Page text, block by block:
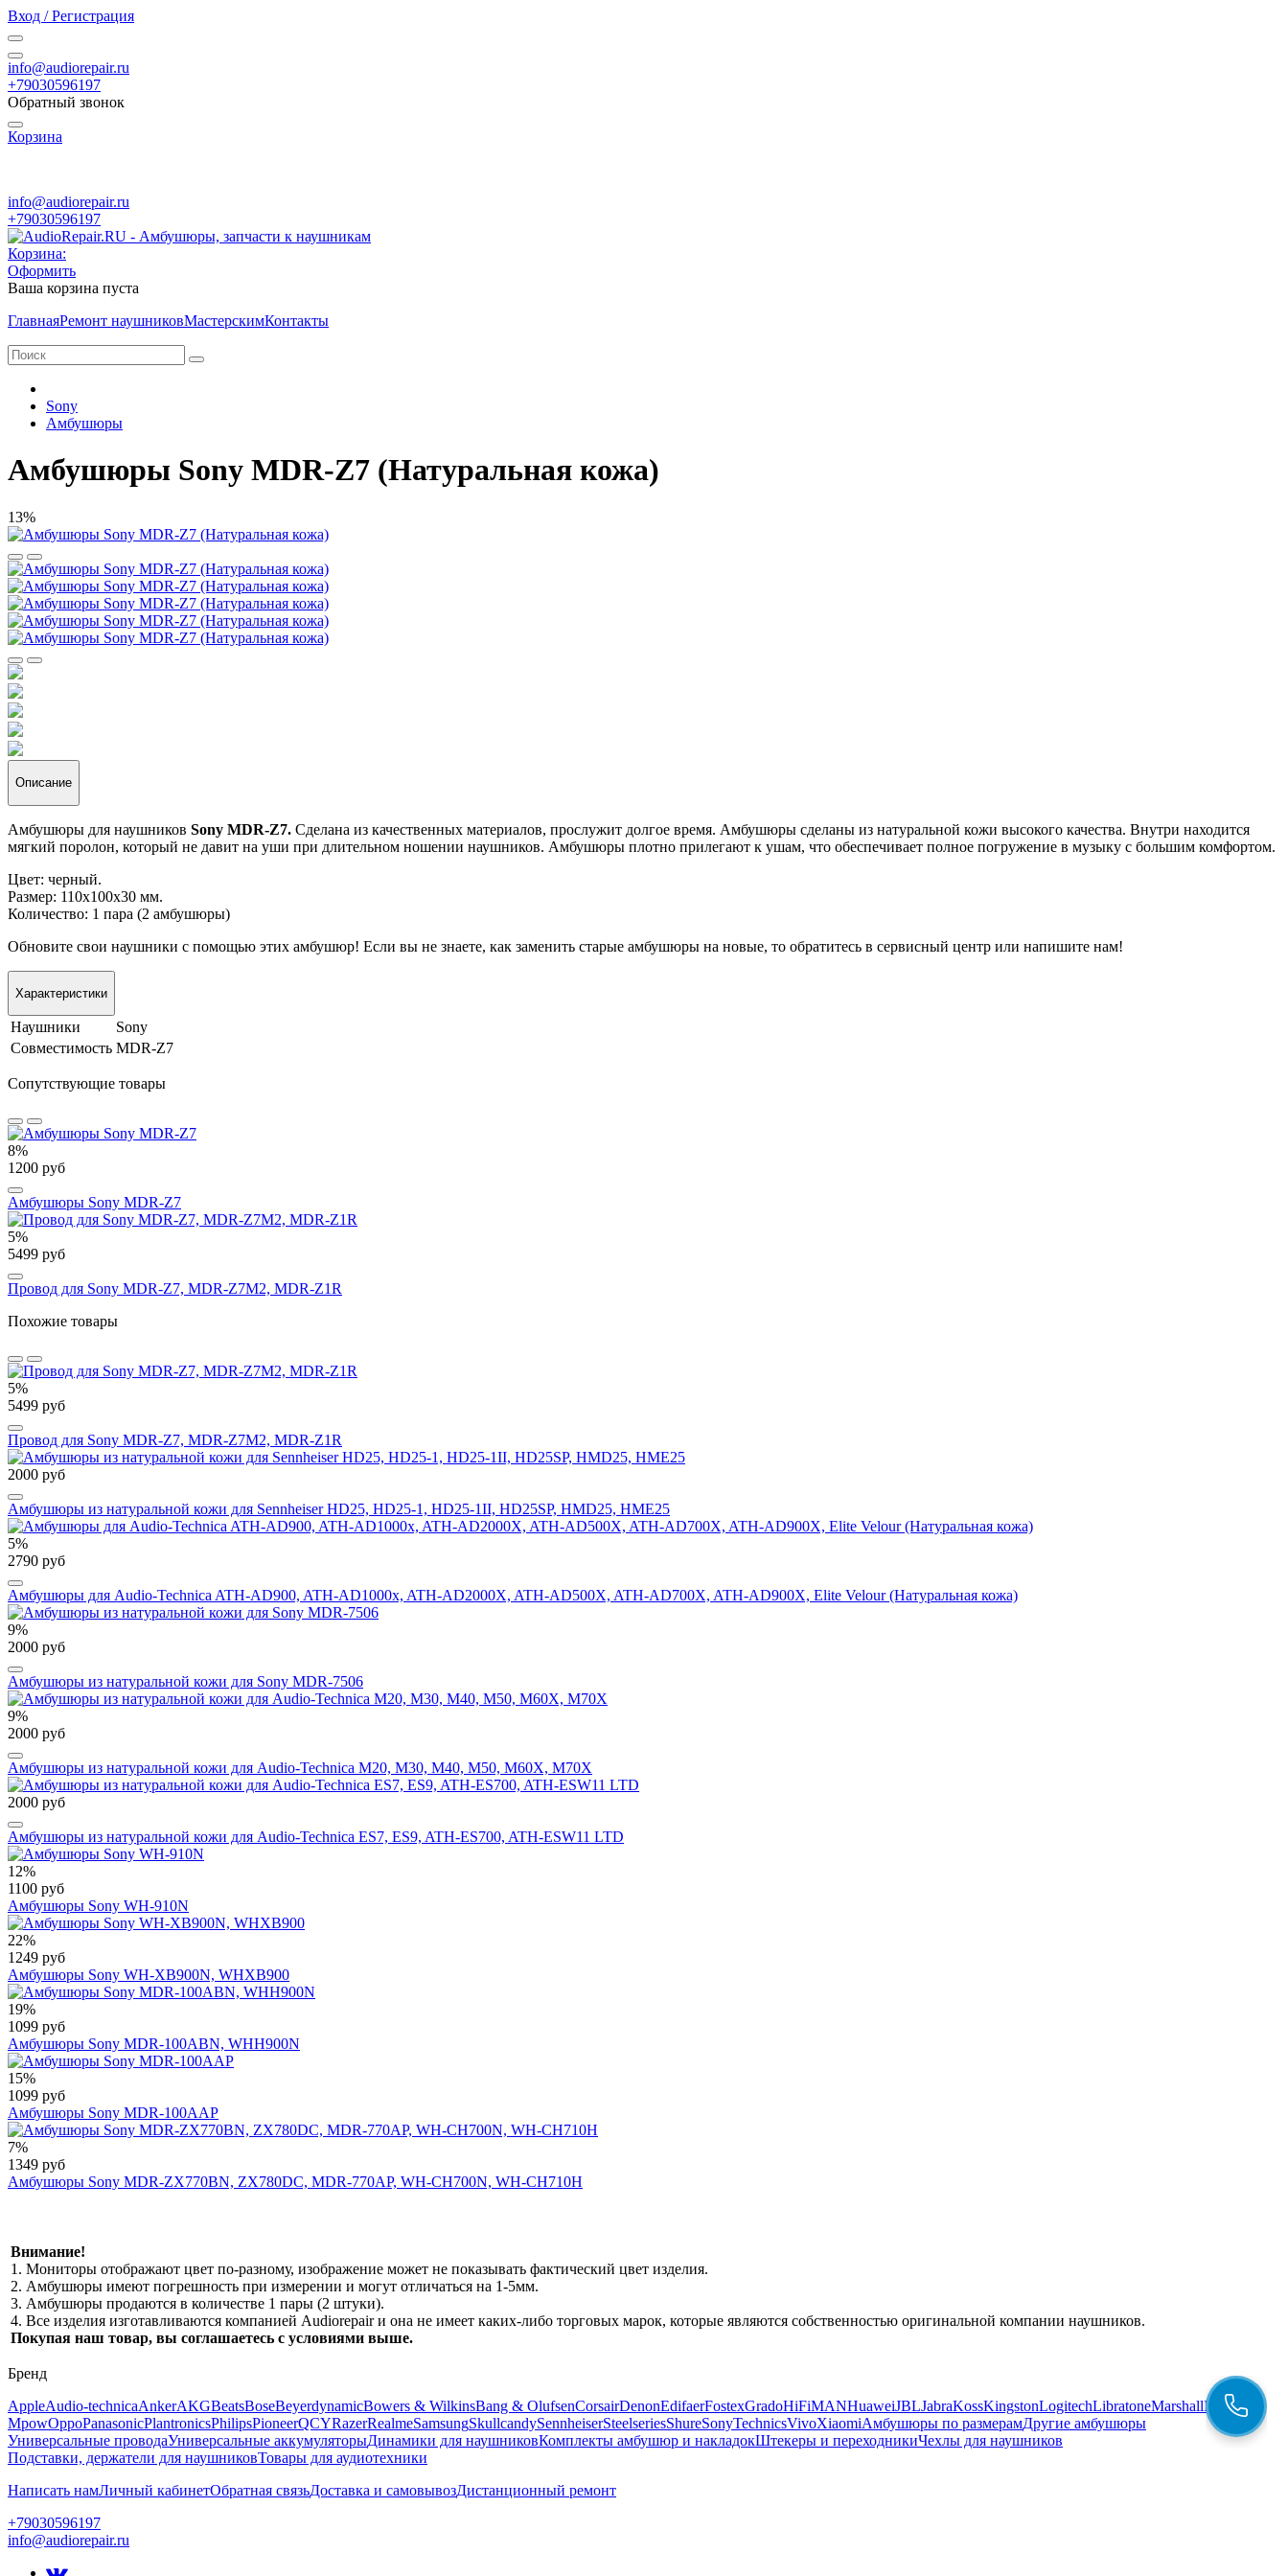
Вход / Регистрация
info@audiorepair.ru
+79030596197
Обратный звонок
Корзина
info@audiorepair.ru
+79030596197
Корзина:
Оформить
Ваша корзина пуста
ГлавнаяРемонт наушниковМастерскимКонтакты
Sony
Амбушюры
Амбушюры Sony MDR-Z7 (Натуральная кожа)
13%
Описание
Амбушюры для наушников Sony MDR-Z7. Сделана из качественных материалов, прослужит долгое время. Амбушюры сделаны из натуральной кожи высокого качества. Внутри находится
мягкий поролон, который не давит на уши при длительном ношении наушников. Амбушюры плотно прилегают к ушам, что обеспечивает полное погружение в музыку с большим комфортом.
Цвет: черный.
Размер: 110х100х30 мм.
Количество: 1 пара (2 амбушюры)
Обновите свои наушники с помощью этих амбушюр! Если вы не знаете, как заменить старые амбушюры на новые, то обратитесь в сервисный центр или напишите нам!
Характеристики
Наушники
Sony
Совместимость MDR-Z7
Сопутствующие товары
8%
1200 руб
Амбушюры Sony MDR-Z7
5%
5499 руб
Провод для Sony MDR-Z7, MDR-Z7M2, MDR-Z1R
Похожие товары
5%
5499 руб
Провод для Sony MDR-Z7, MDR-Z7M2, MDR-Z1R
2000 руб
Амбушюры из натуральной кожи для Sennheiser HD25, HD25-1, HD25-1II, HD25SP, HMD25, HME25
5%
2790 руб
Амбушюры для Audio-Technica ATH-AD900, ATH-AD1000x, ATH-AD2000X, ATH-AD500X, ATH-AD700X, ATH-AD900X, Elite Velour (Натуральная кожа)
9%
2000 руб
Амбушюры из натуральной кожи для Sony MDR-7506
9%
2000 руб
Амбушюры из натуральной кожи для Audio-Technica M20, M30, M40, M50, M60X, M70X
2000 руб
Амбушюры из натуральной кожи для Audio-Technica ES7, ES9, ATH-ES700, ATH-ESW11 LTD
12%
1100 руб
Амбушюры Sony WH-910N
22%
1249 руб
Амбушюры Sony WH-XB900N, WHXB900
19%
1099 руб
Амбушюры Sony MDR-100ABN, WHH900N
15%
1099 руб
Амбушюры Sony MDR-100AAP
7%
1349 руб
Амбушюры Sony MDR-ZX770BN, ZX780DC, MDR-770AP, WH-CH700N, WH-CH710H
Внимание!
1. Мониторы отображают цвет по-разному, изображение может не показывать фактический цвет изделия.
2. Амбушюры имеют погрешность при измерении и могут отличаться на 1-5мм.
3. Амбушюры продаются в количестве 1 пары (2 штуки).
4. Все изделия изготавливаются компанией Audiorepair и она не имеет каких-либо торговых марок, которые являются собственностью оригинальной компании наушников.
Покупая наш товар, вы соглашаетесь с условиями выше.
Бренд
AppleAudio-technicaAnkerAKGBeatsBoseBeyerdynamicBowers & WilkinsBang & OlufsenCorsairDenonEdifaerFostexGradoHiFiMANHuaweiJBLJabraKossKingstonLogitechLibratoneMarshallMeizu
MpowOppoPanasonicPlantronicsPhilipsPioneerQCYRazerRealmeSamsungSkullcandySennheiserSteelseriesShureSonyTechnicsVivoXiaomiАмбушюры по размерамДругие амбушюры
Универсальные проводаУниверсальные аккумуляторыДинамики для наушниковКомплекты амбушюр и накладокШтекеры и переходникиЧехлы для наушников
Подставки, держатели для наушниковТовары для аудиотехники
Написать намЛичный кабинетОбратная связьДоставка и самовывозДистанционный ремонт
+79030596197
info@audiorepair.ru